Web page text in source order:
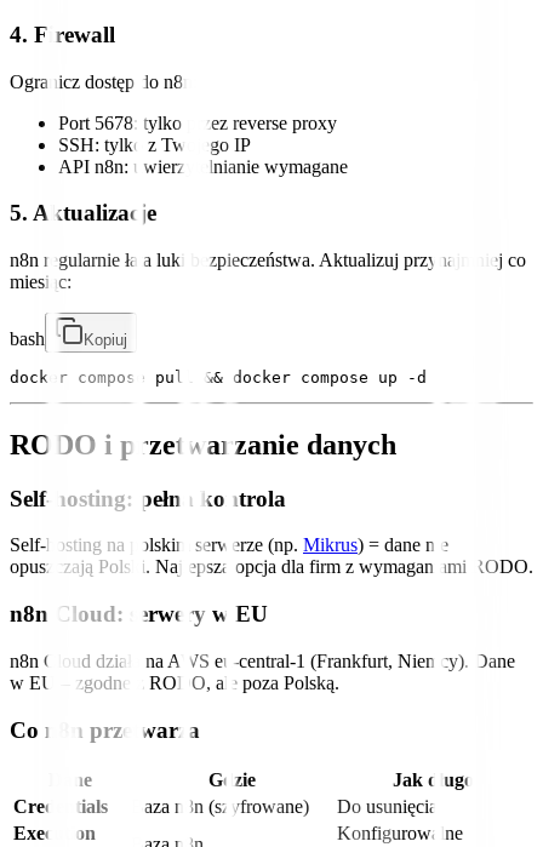
4. Firewall
Ogranicz dostęp do n8n:
Port 5678: tylko przez reverse proxy
SSH: tylko z Twojego IP
API n8n: uwierzytelnianie wymagane
5. Aktualizacje
n8n regularnie łata luki bezpieczeństwa. Aktualizuj przynajmniej co
miesiąc:
bash Kopiuj
RODO i przetwarzanie danych
Self-hosting: pełna kontrola
Self-hosting na polskim serwerze (np. Mikrus) = dane nie
opuszczają Polski. Najlepsza opcja dla firm z wymaganiami RODO.
n8n Cloud: serwery w EU
n8n Cloud działa na AWS eu-central-1 (Frankfurt, Niemcy). Dane
w EU – zgodne z RODO, ale poza Polską.
Co n8n przetwarza
Dane Gdzie
Jak długo
Credentials
Baza n8n (szyfrowane)
Do usunięcia
Execution
Konfigurowalne